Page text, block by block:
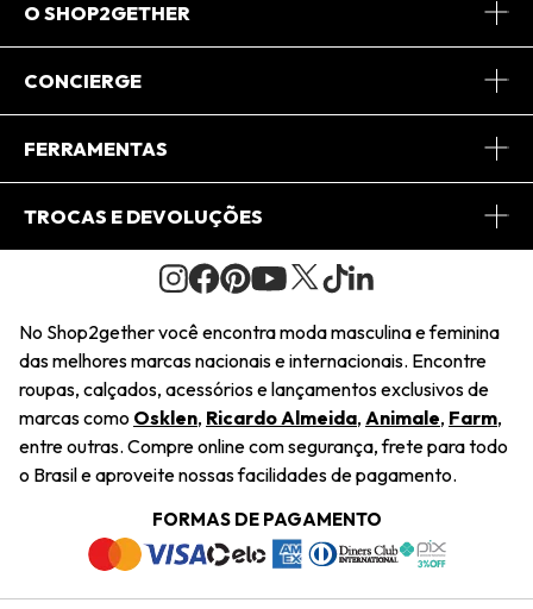
O SHOP2GETHER
Sobre Nós
Journal
Saiu na Mídia
Sustentabilidade
Navegando
Termos e Condições
Trabalhe Conosco
CONCIERGE
Central de Relacionamento
Regulamento e Promoções
FERRAMENTAS
Minha Conta
Pedido de Presente
Wishlist
TROCAS E DEVOLUÇÕES
Condições Gerais
Troca Fácil
Restituição de Pagamento
Dúvidas Frequentes
Termos e Condições
Política de Privacidade
No Shop2gether você encontra moda masculina e feminina
das melhores marcas nacionais e internacionais. Encontre
roupas, calçados, acessórios e lançamentos exclusivos de
marcas como Osklen, Ricardo Almeida, Animale, Farm,
entre outras. Compre online com segurança, frete para todo
o Brasil e aproveite nossas facilidades de pagamento.
FORMAS DE PAGAMENTO